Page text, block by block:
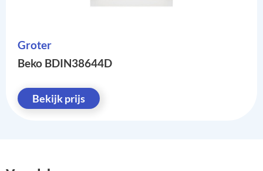
Groter
Beko BDIN38644D
Bekijk prijs